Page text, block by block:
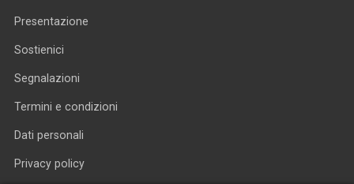
Presentazione
Sostienici
Segnalazioni
Termini e condizioni
Dati personali
Privacy policy